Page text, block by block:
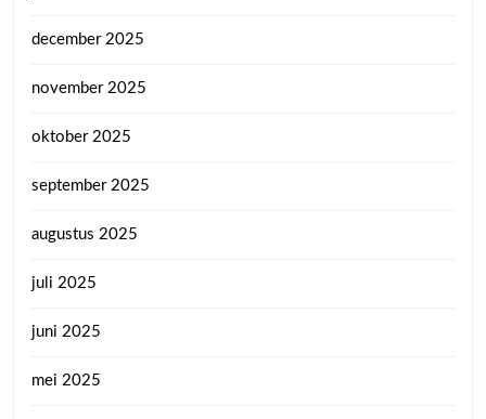
december 2025
november 2025
oktober 2025
september 2025
augustus 2025
juli 2025
juni 2025
mei 2025